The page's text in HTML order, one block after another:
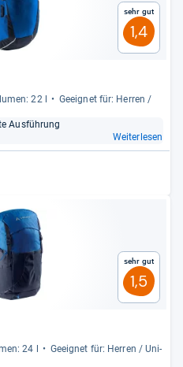
Sehr gut
1,4
22 l
Geeig­net für: Her­ren /
Aus­füh­rung
Weiterlesen
Sehr gut
1,5
24 l
Geeig­net für: Her­ren / Uni­